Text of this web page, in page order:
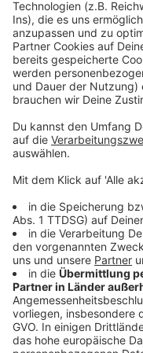
powered
eine Vergewaltigung
Anzeige
©Copyright:
Politiker James
perfekte Ehe mit
Anzeige
©Copyright:
Staatsanwältin Kate
Koste es was es
Tod von James
Anzeige